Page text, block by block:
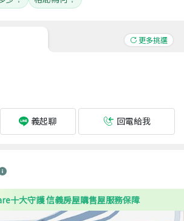
更多挑選
義起聊 回電給我
十大守護 信義房屋購售屋服務保障